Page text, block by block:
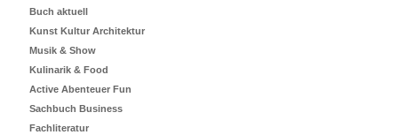
Buch aktuell
Kunst Kultur Architektur
Musik & Show
Kulinarik & Food
Active Abenteuer Fun
Sachbuch Business
Fachliteratur